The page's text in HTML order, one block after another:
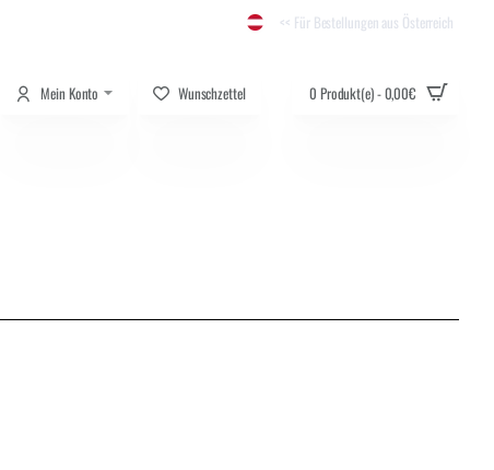
<< Für Bestellungen aus Österreich
Mein Konto Wunschzettel 0 Produkt(e) - 0,00€